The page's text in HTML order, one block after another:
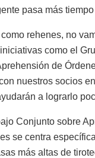
pasa más
rehenes, no
como el
de
nuestros socios
a lograrlo
Conjunto sobre
se centra
más altas de